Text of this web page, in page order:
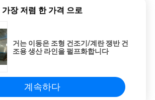
가장 저렴 한 가격 으로
거는 이동은 조형 건조기/계란 쟁반 건
조용 생산 라인을 펄프화합니다
계속하다